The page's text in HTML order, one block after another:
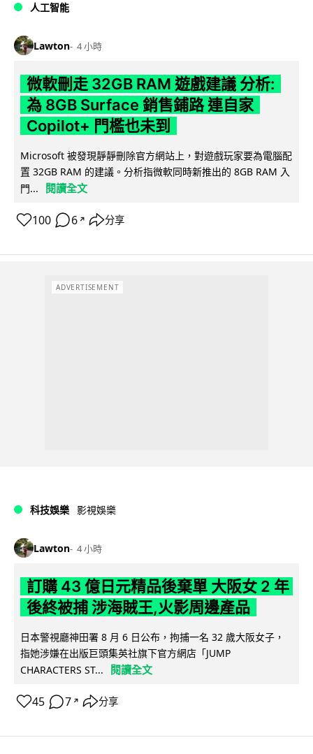
人工智能
Lawton 4 小時
微軟刪走 32GB RAM 遊戲建議 分析:
為 8GB Surface 銷售鋪路 連自家
Copilot+ 門檻也未到
Microsoft 被發現靜靜刪除官方網站上，對遊戲玩家要為電腦配
置 32GB RAM 的建議。分析指微軟同時新推出的 8GB RAM 入
門...
閱讀全文
100 6 ↗ 分享
ADVERTISEMENT
科技娛樂 影視娛樂
Lawton 4 小時
訂購 43 億日元精品後棄單 大阪女 2 年
後終被捕 涉海賊王,火影周邊產品
日本警視廳神田署 8 月 6 日公布，拘捕一名 32 歲大阪女子，
指她涉嫌在出版巨頭集英社旗下官方網店「JUMP
CHARACTERS ST...
閱讀全文
45 7 ↗ 分享